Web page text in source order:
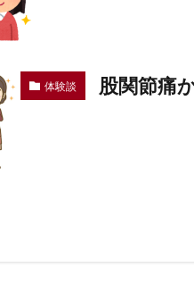
体験談 股関節痛